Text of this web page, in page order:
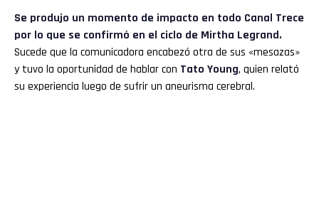
Se produjo un momento de impacto en todo Canal Trece
por lo que se confirmó en el ciclo de Mirtha Legrand.
Sucede que la comunicadora encabezó otra de sus «mesazas»
y tuvo la oportunidad de hablar con Tato Young, quien relató
su experiencia luego de sufrir un aneurisma cerebral.